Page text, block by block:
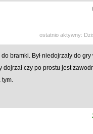
ostatnio aktywny:
bramki. Był niedojrzały do
czy po prostu jest
tym.